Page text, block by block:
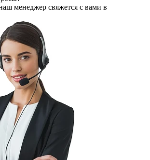
менеджер свяжется с вами в